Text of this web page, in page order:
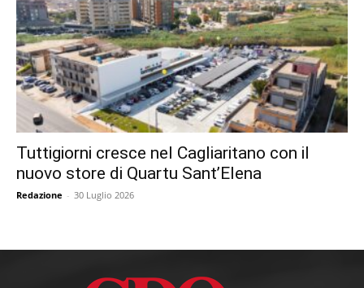
Tuttigiorni cresce nel Cagliaritano con il
nuovo store di Quartu Sant’Elena
Redazione - 30 Luglio 2026